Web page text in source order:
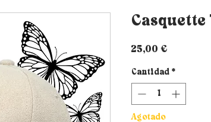
Casquette
25,00 €
Cantidad *
Agotado